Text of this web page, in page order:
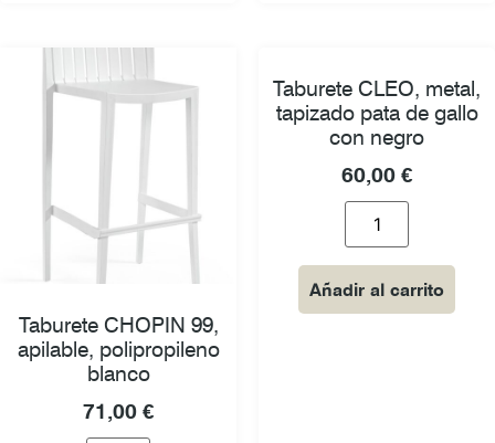
Taburete CHOPIN 99,
apilable, polipropileno
blanco
71,00 €
Taburete CLEO, metal,
tapizado pata de gallo
con negro
60,00 €
Añadir al carrito